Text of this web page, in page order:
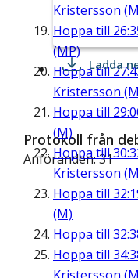
Kristersson
Hoppa till
(MP)
Hoppa till
Kristersson
Hoppa till
(M)
Hoppa till
Kristersson
Hoppa till
(M)
Hoppa till
Hoppa till
Ladda
Protokoll från
Anföranden: 31